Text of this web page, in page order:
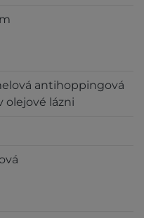
antihoppingová
olejové lázni